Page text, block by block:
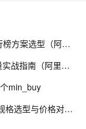
排行榜功能用什么数据库实现？高并发实时排行榜方案选型（阿里云 Tair TairZset 实战）
Redis 的 AI、向量检索能力怎么用？Redis 向量实战指南（阿里云 Tair TairVector）
min_buy
缓存服务不同规格价格差异大吗？阿里云 Tair 规格选型与价格对照指南